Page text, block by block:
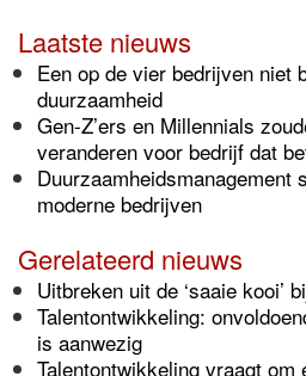
Laatste nieuws
Een op de vier bedrijven niet
duurzaamheid
Gen-Z’ers en Millennials
veranderen voor bedrijf dat
Duurzaamheidsmanagement
moderne bedrijven
Gerelateerd nieuws
Uitbreken uit de ‘saaie kooi’
Talentontwikkeling:
is aanwezig
Talentontwikkeling vraagt om